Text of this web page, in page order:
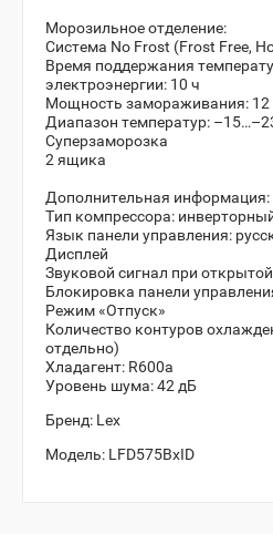
Морозильное отделение:
Система No Frost (Frost Free,
Время поддержания
электроэнергии: 10 ч
Мощность замораживания: 12
Диапазон температур:
Суперзаморозка
2 ящика
Дополнительная информация:
Тип компрессора:
Язык панели управления:
Дисплей
Звуковой сигнал при
Блокировка панели
Режим «Отпуск»
Количество контуров
отдельно)
Хладагент: R600a
Уровень шума: 42 дБ
Бренд: Lex
Модель: LFD575BxID